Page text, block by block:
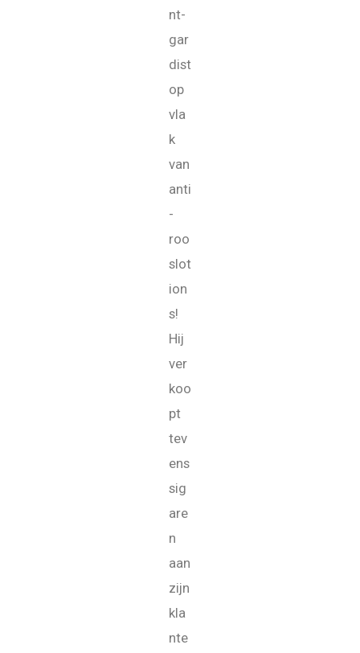
nt-
gar
dist
op
vla
k
van
anti
-
roo
slot
ion
s!
Hij
ver
koo
pt
tev
ens
sig
are
n
aan
zijn
kla
nte